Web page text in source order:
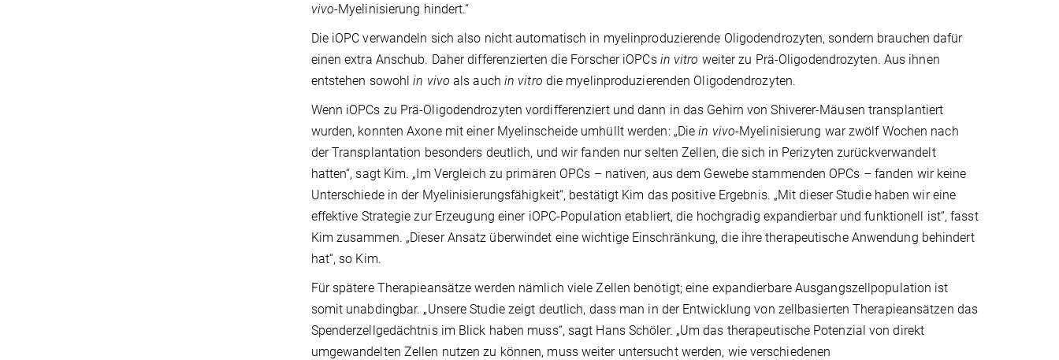
vivo-Myelinisierung hindert.“
Die iOPC verwandeln sich also nicht automatisch in myelinproduzierende Oligodendrozyten, sondern brauchen dafür
einen extra Anschub. Daher differenzierten die Forscher iOPCs in vitro weiter zu Prä-Oligodendrozyten. Aus ihnen
entstehen sowohlin vivo als auch in vitro die myelinproduzierenden Oligodendrozyten.
Wenn iOPCs zu Prä-Oligodendrozyten vordifferenziert und dann in das Gehirn von Shiverer-Mäusen transplantiert
wurden, konnten Axone mit einer Myelinscheide umhüllt werden: „Diein vivo-Myelinisierung war zwölf Wochen nach
der Transplantation besonders deutlich, und wir fanden nur selten Zellen, die sich in Perizyten zurückverwandelt
hatten“, sagt Kim. „Im Vergleich zu primären OPCs – nativen, aus dem Gewebe stammenden OPCs – fanden wir keine
Unterschiede in der Myelinisierungsfähigkeit“, bestätigt Kim das positive Ergebnis. „Mit dieser Studie haben wir eine
effektive Strategie zur Erzeugung einer iOPC-Population etabliert, die hochgradig expandierbar und funktionell ist“, fasst
Kim zusammen. „Dieser Ansatz überwindet eine wichtige Einschränkung, die ihre therapeutische Anwendung behindert
hat“, so Kim.
Für spätere Therapieansätze werden nämlich viele Zellen benötigt; eine expandierbare Ausgangszellpopulation ist
somit unabdingbar. „Unsere Studie zeigt deutlich, dass man in der Entwicklung von zellbasierten Therapieansätzen das
Spenderzellgedächtnis im Blick haben muss“, sagt Hans Schöler. „Um das therapeutische Potenzial von direkt
umgewandelten Zellen nutzen zu können, muss weiter untersucht werden, wie verschiedenen